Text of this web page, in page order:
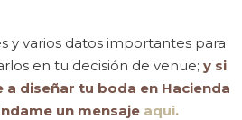
y varios datos importantes para
en tu decisión de venue; y si
a diseñar tu boda en Hacienda
un mensaje aquí.